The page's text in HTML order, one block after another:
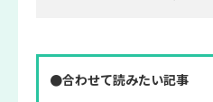
●合わせて読みたい記事